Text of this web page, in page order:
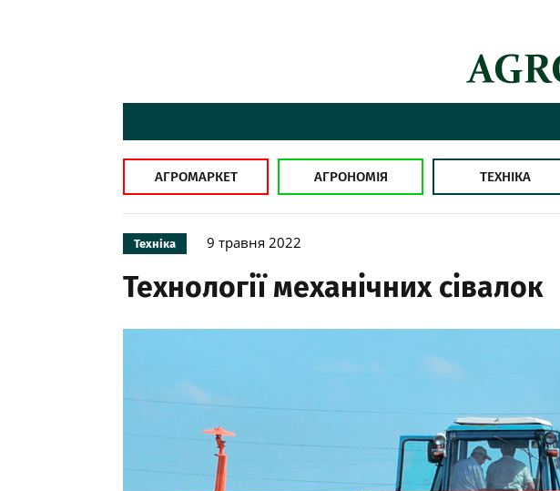
АГРОМАРКЕТ АГРОНОМІЯ ТЕХНІКА
Техніка 9 травня 2022
Технології механічних сівалок